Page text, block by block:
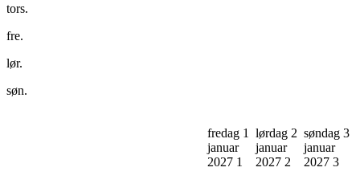
tors.
fre.
lør.
søn.
fredag 1
januar
2027 1
lørdag 2
januar
2027 2
søndag 3
januar
2027 3